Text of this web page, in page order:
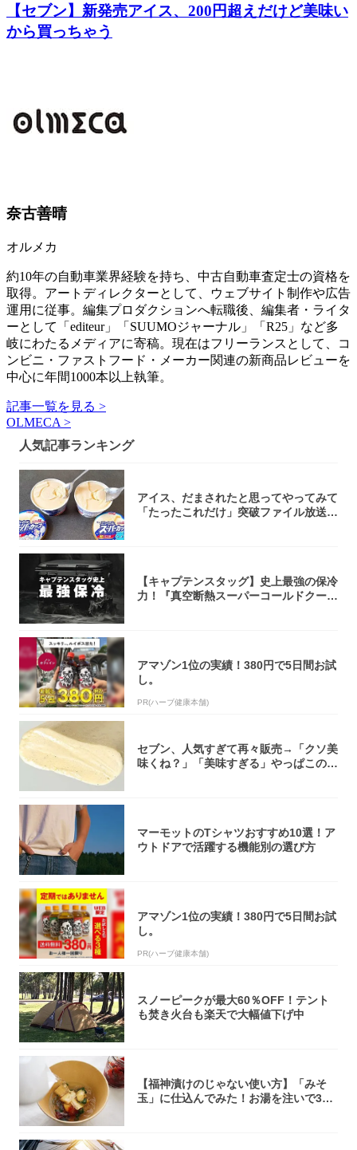
【セブン】新発売アイス、200円超えだけど美味い
から買っちゃう
奈古善晴
オルメカ
約10年の自動車業界経験を持ち、中古自動車査定士の資格を
取得。アートディレクターとして、ウェブサイト制作や広告
運用に従事。編集プロダクションへ転職後、編集者・ライタ
ーとして「editeur」「SUUMOジャーナル」「R25」など多
岐にわたるメディアに寄稿。現在はフリーランスとして、コ
ンビニ・ファストフード・メーカー関連の新商品レビューを
中心に年間1000本以上執筆。
記事一覧を見る >
OLMECA >
人気記事ランキング
アイス、だまされたと思ってやってみて
「たったこれだけ」突破ファイル放送で
【キャプテンスタッグ】史上最強の保冷
力！『真空断熱スーパーコールドクーラ
アマゾン1位の実績！380円で5日間お試
し。
PR(ハーブ健康本舗)
セブン、人気すぎて再々販売→「クソ美
味くね？」「美味すぎる」やっぱこのク
マーモットのTシャツおすすめ10選！ア
ウトドアで活躍する機能別の選び方
アマゾン1位の実績！380円で5日間お試
し。
PR(ハーブ健康本舗)
スノーピークが最大60％OFF！テント
も焚き火台も楽天で大幅値下げ中
【福神漬けのじゃない使い方】「みそ
玉」に仕込んでみた！お湯を注いで30